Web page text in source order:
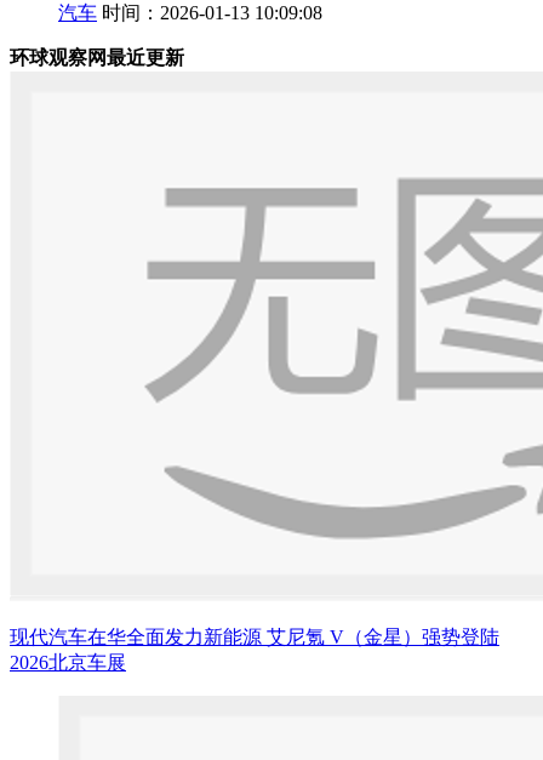
汽车 时间：2026-01-13 10:09:08
环球观察网最近更新
现代汽车在华全面发力新能源 艾尼氪 V（金星）强势登陆
2026北京车展